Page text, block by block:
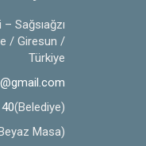
Sağsıağzı
/ Giresun /
Türkiye
(Belediye)
Masa)